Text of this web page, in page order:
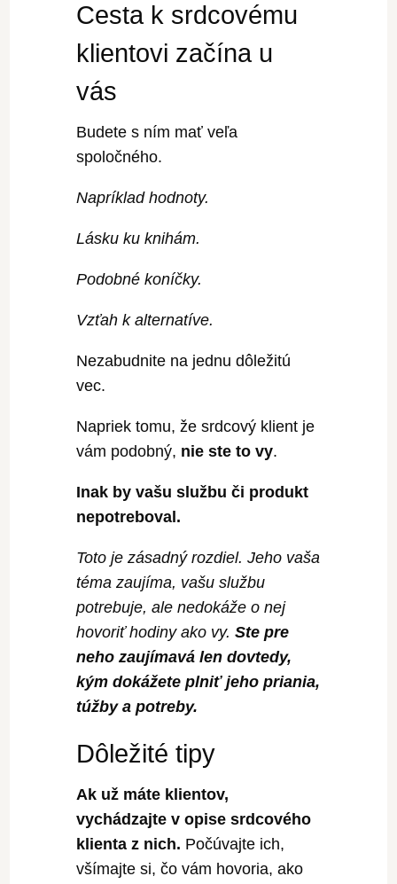
Cesta k srdcovému
klientovi začína u
vás
Budete s ním mať veľa
spoločného.
Napríklad hodnoty.
Lásku ku knihám.
Podobné koníčky.
Vzťah k alternatíve.
Nezabudnite na jednu dôležitú
vec.
Napriek tomu, že srdcový klient je
vám podobný, nie ste to vy.
Inak by vašu službu či produkt
nepotreboval.
Toto je zásadný rozdiel. Jeho vaša
téma zaujíma, vašu službu
potrebuje, ale nedokáže o nej
hovoriť hodiny ako vy.Ste pre
neho zaujímavá len dovtedy,
kým dokážete plniť jeho priania,
túžby a potreby.
Dôležité tipy
Ak už máte klientov,
vychádzajte v opise srdcového
klienta z nich. Počúvajte ich,
všímajte si, čo vám hovoria, ako